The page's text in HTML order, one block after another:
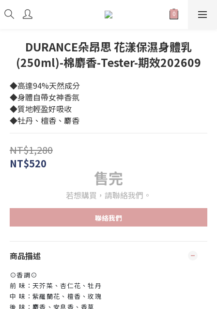
DURANCE朵昂思 花漾保濕身體乳
(250ml)-棉麝香-Tester-期效202609
◆高達94%天然成分
◆身體自帶女神香氛
◆質地輕盈好吸收
◆牡丹、檀香、麝香
NT$1,280
NT$520
售完
若想購買，請聯絡我們。
聯絡我們
商品描述
⊙香調⊙
前 味：天芥菜、杏仁花、牡丹
中 味：紫羅蘭花、檀香、玫瑰
後 味：麝香、安息香、香草